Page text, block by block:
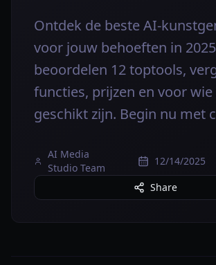
Ontdek de beste AI-
voor jouw behoeften in
beoordelen 12 toptools,
functies, prijzen en voor wie
geschikt zijn. Begin nu met
AI Media
Studio Team
12/14/2025
Share